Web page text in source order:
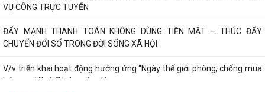
VỤ CÔNG TRỰC TUYẾN
ĐẨY MẠNH THANH TOÁN KHÔNG DÙNG TIỀN MẶT – THÚC ĐẨY
CHUYỂN ĐỔI SỐ TRONG ĐỜI SỐNG XÃ HỘI
V/v triển khai hoạt động hưởng ứng “Ngày thế giới phòng, chống mua
bán người” và “Ngày toàn dân...